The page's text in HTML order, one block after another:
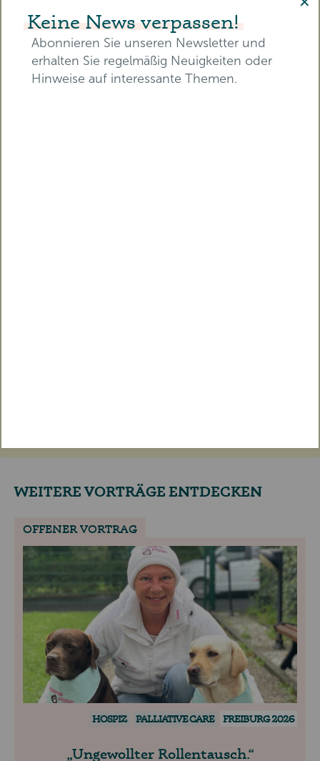
erleben!
AUSTAUSCH
WEITERE VORTRÄGE ENTDECKEN
OFFENER VORTRAG
HOSPIZ PALLIATIVE CARE FREIBURG 2026
Ungewollter Rollentausch.
Keine News verpassen!
Abonnieren Sie unseren Newsletter und
erhalten Sie regelmäßig Neuigkeiten oder
Hinweise auf interessante Themen.